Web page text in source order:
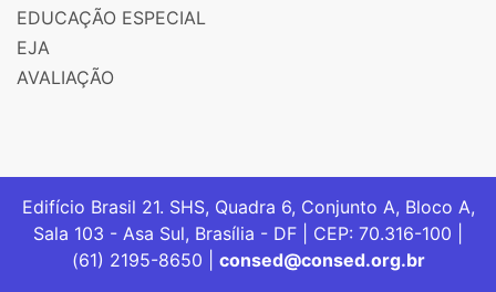
EDUCAÇÃO ESPECIAL
EJA
AVALIAÇÃO
Edifício Brasil 21. SHS, Quadra 6, Conjunto A, Bloco A,
Sala 103 - Asa Sul, Brasília - DF | CEP: 70.316-100 |
(61) 2195-8650 | consed@consed.org.br